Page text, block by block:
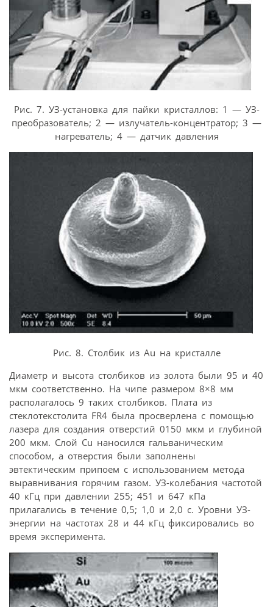
Рис. 7. УЗ-установка для пайки кристаллов: 1 — УЗ-
преобразователь; 2 — излучатель-концентратор; 3 —
нагреватель; 4 — датчик давления
Рис. 8. Столбик из Au на кристалле
Диаметр и высота столбиков из золота были 95 и 40
мкм соответственно. На чипе размером 8×8 мм
располагалось 9 таких столбиков. Плата из
стеклотекстолита FR4 была просверлена с помощью
лазера для создания отверстий 0150 мкм и глубиной
200 мкм. Слой Cu наносился гальваническим
способом, а отверстия были заполнены
эвтектическим припоем с использованием метода
выравнивания горячим газом. УЗ-колебания частотой
40 кГц при давлении 255; 451 и 647 кПа
прилагались в течение 0,5; 1,0 и 2,0 с. Уровни УЗ-
энергии на частотах 28 и 44 кГц фиксировались во
время эксперимента.